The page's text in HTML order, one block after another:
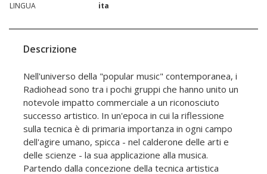
LINGUA
ita
Descrizione
Nell'universo della "popular music" contemporanea, i
Radiohead sono tra i pochi gruppi che hanno unito un
notevole impatto commerciale a un riconosciuto
successo artistico. In un'epoca in cui la riflessione
sulla tecnica è di primaria importanza in ogni campo
dell'agire umano, spicca - nel calderone delle arti e
delle scienze - la sua applicazione alla musica.
Partendo dalla concezione della tecnica artistica